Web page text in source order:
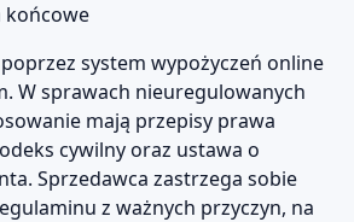
końcowe
system wypożyczeń online
W sprawach nieuregulowanych
mają przepisy prawa
cywilny oraz ustawa o
Sprzedawca zastrzega sobie
z ważnych przyczyn, na